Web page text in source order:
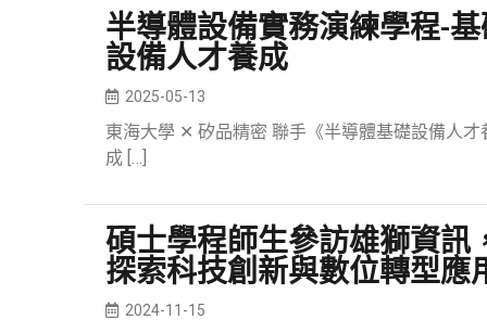
半導體設備實務演練學程-
設備人才養成
2025-05-13
東海大學 ✕ 矽品精密 聯手《半導體基礎設備人才
成[…]
碩士學程師生參訪雄獅資訊
探索科技創新與數位轉型應
2024-11-15